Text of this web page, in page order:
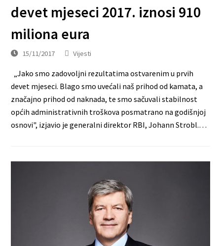
devet mjeseci 2017. iznosi 910
miliona eura
15/11/2017 Vijesti
„Jako smo zadovoljni rezultatima ostvarenim u prvih
devet mjeseci. Blago smo uvećali naš prihod od kamata, a
značajno prihod od naknada, te smo sačuvali stabilnost
općih administrativnih troškova posmatrano na godišnjoj
osnovi", izjavio je generalni direktor RBI, Johann Strobl.…